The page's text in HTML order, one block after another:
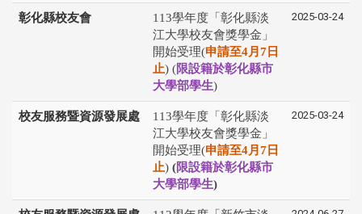
彰化縣校友會
113學年度「彰化縣淡
江⼤學校友會獎學⾦」
開始受理(申請⾄4⽉7⽇
⽌) (限設籍於彰化縣市
大學部學生)
2025-03-24
校友服務暨資源發展處
113學年度「彰化縣淡
江⼤學校友會獎學⾦」
開始受理(申請⾄4⽉7⽇
⽌) (限設籍於彰化縣市
大學部學生)
2025-03-24